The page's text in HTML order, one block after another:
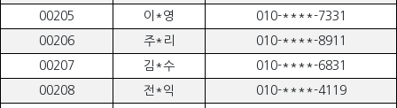
00205
이*영
010-****-7331
00206
주*리
010-****-8911
00207
김*수
010-****-6831
00208
전*익
010-****-4119